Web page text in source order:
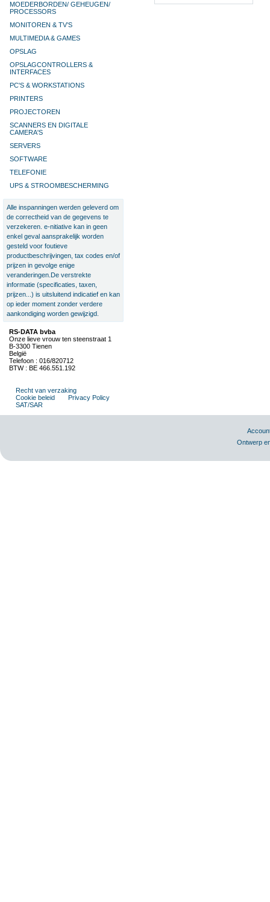
MOEDERBORDEN/ GEHEUGEN/
PROCESSORS
MONITOREN & TV’S
MULTIMEDIA & GAMES
OPSLAG
OPSLAGCONTROLLERS &
INTERFACES
PC'S & WORKSTATIONS
PRINTERS
PROJECTOREN
SCANNERS EN DIGITALE
CAMERA'S
SERVERS
SOFTWARE
TELEFONIE
UPS & STROOMBESCHERMING
Alle inspanningen werden geleverd om
de correctheid van de gegevens te
verzekeren. e-nitiative kan in geen
enkel geval aansprakelijk worden
gesteld voor foutieve
productbeschrijvingen, tax codes en/of
prijzen in gevolge enige
veranderingen.De verstrekte
informatie (specificaties, taxen,
prijzen...) is uitsluitend indicatief en kan
op ieder moment zonder verdere
aankondiging worden gewijzigd.
RS-DATA bvba
Onze lieve vrouw ten steenstraat 1
B-3300 Tienen
België
Telefoon : 016/820712
BTW : BE 466.551.192
Recht van verzaking
Cookie beleid
Privacy Policy
SAT/SAR
Ontwerp